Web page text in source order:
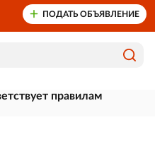
ПОДАТЬ ОБЪЯВЛЕНИЕ
правилам